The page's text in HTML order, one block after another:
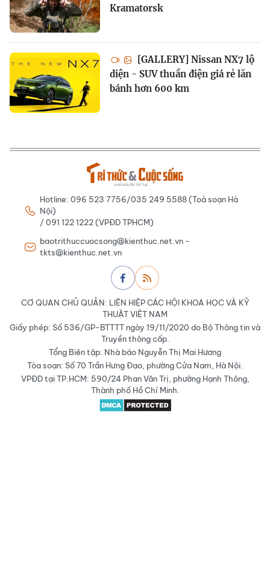
Kramatorsk
[GALLERY] Nissan NX7 lộ
diện - SUV thuần điện giá rẻ lăn
bánh hơn 600 km
Hotline: 096 523 7756/035 249 5588 (Toà soạn Hà
Nội)
/ 091 122 1222 (VPĐD TPHCM)
baotrithuccuocsong@kienthuc.net.vn -
tkts@kienthuc.net.vn
CƠ QUAN CHỦ QUẢN: LIÊN HIỆP CÁC HỘI KHOA HỌC VÀ KỸ
THUẬT VIỆT NAM
Giấy phép: Số 536/GP-BTTTT ngày 19/11/2020 do Bộ Thông tin và
Truyền thông cấp.
Tổng Biên tập: Nhà báo Nguyễn Thị Mai Hương
Tòa soạn: Số 70 Trần Hưng Đạo, phường Cửa Nam, Hà Nội.
VPĐD tại TP.HCM: 590/24 Phan Văn Trị, phường Hạnh Thông,
Thành phố Hồ Chí Minh.